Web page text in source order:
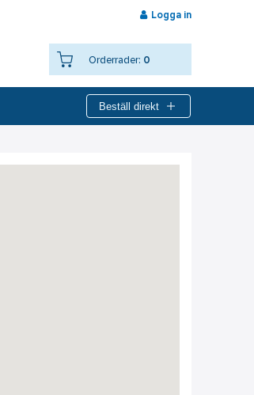
Logga in
Orderrader: 0
Beställ direkt